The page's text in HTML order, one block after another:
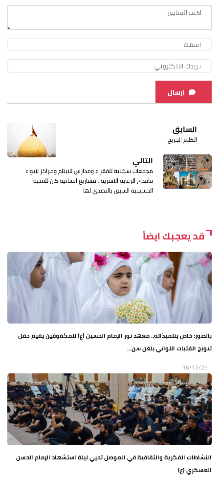
ارسال
السابق
الكلام الجريح
التالي
مجمعات سكنية للفقراء ومدارس للايتام ومراكز لايواء
فاقدي الرعاية الاسرية.. مشاريع انسانية كان للعتبة
الحسينية السبق بالتصدي لها
قد يعجبك ايضاً
بالصور: خاص بتلميذاته.. معهد نور الإمام الحسين (ع) للمكفوفين يقيم حفل
تتويج الفتيات اللواتي بلغن سن...
16/12/25
النشاطات الفكرية والثقافية في الموصل تحيي ليلة استشهاد الإمام الحسن
العسكري (ع)